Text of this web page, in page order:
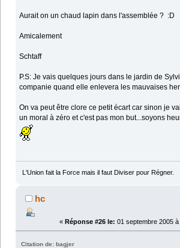
Aurait on un chaud lapin dans l'assemblée ? :D
Amicalement
Schtaff
P.S: Je vais quelques jours dans le jardin de
companie quand elle enlevera les mauvaises
On va peut être clore ce petit écart car sinon je
un moral à zéro et c'est pas mon but...soyons
L'Union fait la Force mais il faut Diviser pour Régner.
hc
« Réponse #26 le: 01 septembre 2005
Citation de: bagjer